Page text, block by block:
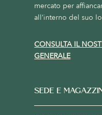
mercato per
all’interno del suo
CONSULTA IL
GENERALE
SEDE E